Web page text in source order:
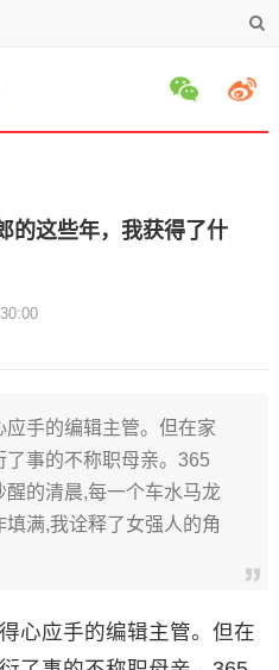
的这些年，我获得了什
手的编辑主管。但在家
了事的不称职母亲。365
的清晨,每一个车水马龙
满,我诠释了女强人的角
应手的编辑主管。但在